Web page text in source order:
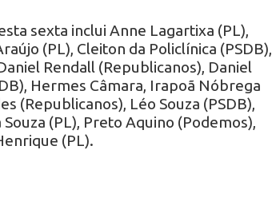
sexta inclui Anne Lagartixa (PL),
(PL), Cleiton da Policlínica (PSDB),
Rendall (Republicanos), Daniel
Hermes Câmara, Irapoã Nóbrega
(Republicanos), Léo Souza (PSDB),
(PL), Preto Aquino (Podemos),
(PL).